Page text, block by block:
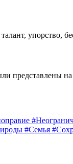
упорство,
представлены
#Семья